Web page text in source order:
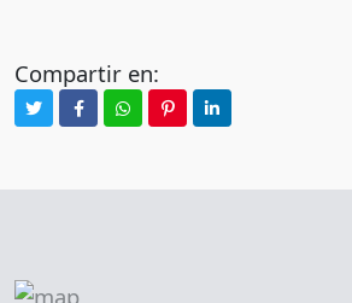
Compartir en: